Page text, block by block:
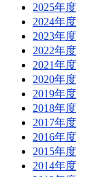
2025年度
2024年度
2023年度
2022年度
2021年度
2020年度
2019年度
2018年度
2017年度
2016年度
2015年度
2014年度